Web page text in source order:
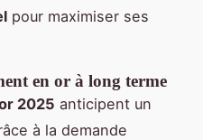
pour maximiser ses
en or à long terme
2025 anticipent un
à la demande